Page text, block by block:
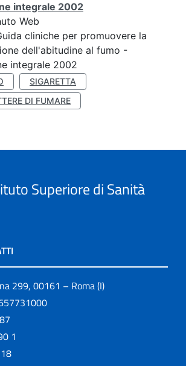
integrale 2002
Web
cliniche per promuovere la
dell'abitudine al fumo -
integrale 2002
SIGARETTA
DI FUMARE
Superiore di Sanità
299, 00161 – Roma (I)
1